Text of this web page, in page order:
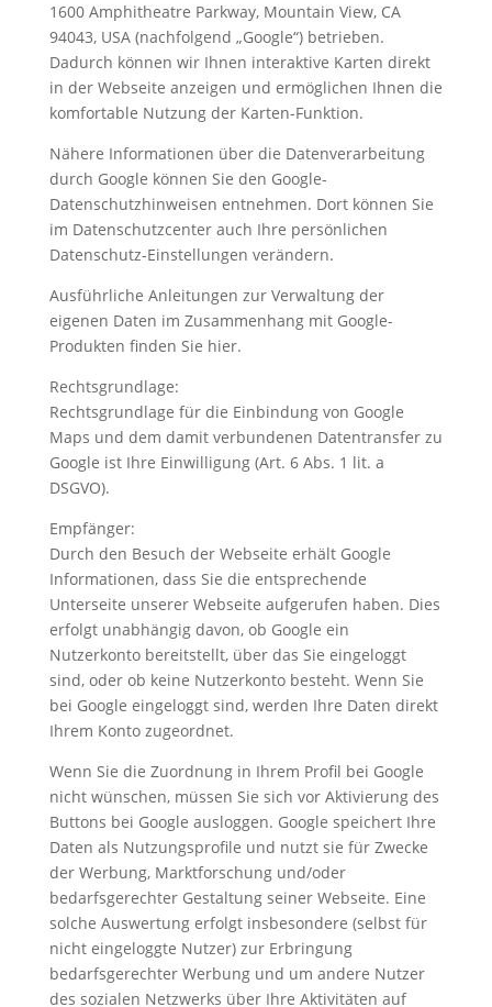
1600 Amphitheatre Parkway, Mountain View, CA
94043, USA (nachfolgend „Google“) betrieben.
Dadurch können wir Ihnen interaktive Karten direkt
in der Webseite anzeigen und ermöglichen Ihnen die
komfortable Nutzung der Karten-Funktion.
Nähere Informationen über die Datenverarbeitung
durch Google können Sie den Google-
Datenschutzhinweisen entnehmen. Dort können Sie
im Datenschutzcenter auch Ihre persönlichen
Datenschutz-Einstellungen verändern.
Ausführliche Anleitungen zur Verwaltung der
eigenen Daten im Zusammenhang mit Google-
Produkten finden Sie hier.
Rechtsgrundlage:
Rechtsgrundlage für die Einbindung von Google
Maps und dem damit verbundenen Datentransfer zu
Google ist Ihre Einwilligung (Art. 6 Abs. 1 lit. a
DSGVO).
Empfänger:
Durch den Besuch der Webseite erhält Google
Informationen, dass Sie die entsprechende
Unterseite unserer Webseite aufgerufen haben. Dies
erfolgt unabhängig davon, ob Google ein
Nutzerkonto bereitstellt, über das Sie eingeloggt
sind, oder ob keine Nutzerkonto besteht. Wenn Sie
bei Google eingeloggt sind, werden Ihre Daten direkt
Ihrem Konto zugeordnet.
Wenn Sie die Zuordnung in Ihrem Profil bei Google
nicht wünschen, müssen Sie sich vor Aktivierung des
Buttons bei Google ausloggen. Google speichert Ihre
Daten als Nutzungsprofile und nutzt sie für Zwecke
der Werbung, Marktforschung und/oder
bedarfsgerechter Gestaltung seiner Webseite. Eine
solche Auswertung erfolgt insbesondere (selbst für
nicht eingeloggte Nutzer) zur Erbringung
bedarfsgerechter Werbung und um andere Nutzer
des sozialen Netzwerks über Ihre Aktivitäten auf